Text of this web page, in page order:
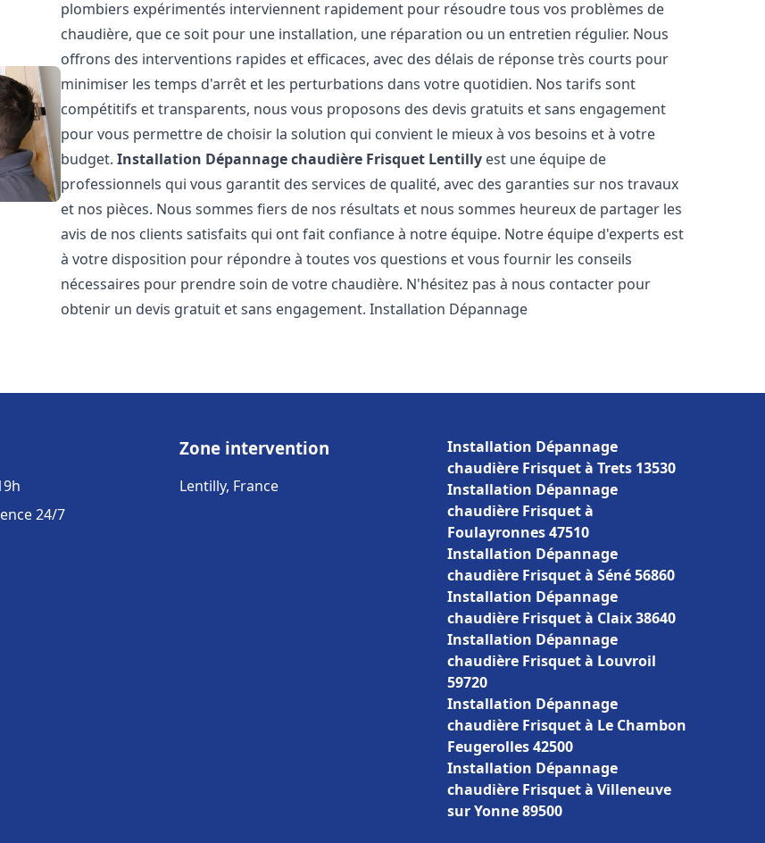
plombiers expérimentés interviennent rapidement pour résoudre tous vos problèmes de
chaudière, que ce soit pour une installation, une réparation ou un entretien régulier. Nous
offrons des interventions rapides et efficaces, avec des délais de réponse très courts pour
minimiser les temps d'arrêt et les perturbations dans votre quotidien. Nos tarifs sont
compétitifs et transparents, nous vous proposons des devis gratuits et sans engagement
pour vous permettre de choisir la solution qui convient le mieux à vos besoins et à votre
budget.Installation Dépannage chaudière Frisquet Lentilly est une équipe de
professionnels qui vous garantit des services de qualité, avec des garanties sur nos travaux
et nos pièces. Nous sommes fiers de nos résultats et nous sommes heureux de partager les
avis de nos clients satisfaits qui ont fait confiance à notre équipe. Notre équipe d'experts est
à votre disposition pour répondre à toutes vos questions et vous fournir les conseils
nécessaires pour prendre soin de votre chaudière. N'hésitez pas à nous contacter pour
obtenir un devis gratuit et sans engagement. Installation Dépannage
24/7
Zone intervention
Lentilly, France
Installation Dépannage
chaudière Frisquet à Trets 13530
Installation Dépannage
chaudière Frisquet à
Foulayronnes 47510
Installation Dépannage
chaudière Frisquet à Séné 56860
Installation Dépannage
chaudière Frisquet à Claix 38640
Installation Dépannage
chaudière Frisquet à Louvroil
59720
Installation Dépannage
chaudière Frisquet à Le Chambon
Feugerolles 42500
Installation Dépannage
chaudière Frisquet à Villeneuve
sur Yonne 89500